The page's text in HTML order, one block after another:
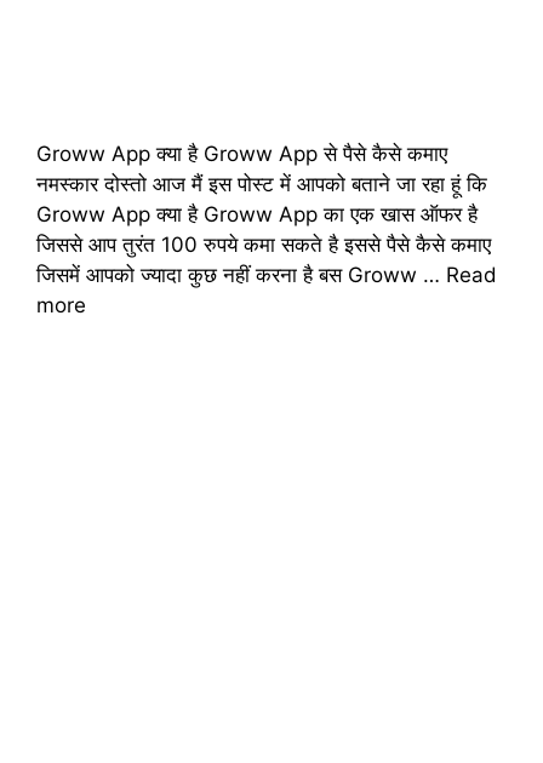
Groww App क्या है Groww App से पैसे कैसे कमाए
नमस्कार दोस्तो आज मैं इस पोस्ट में आपको बताने जा रहा हूं कि
Groww App क्या है Groww App का एक खास ऑफर है
जिससे आप तुरंत 100 रुपये कमा सकते है इससे पैसे कैसे कमाए
जिसमें आपको ज्यादा कुछ नहीं करना है बस Groww … Read
more